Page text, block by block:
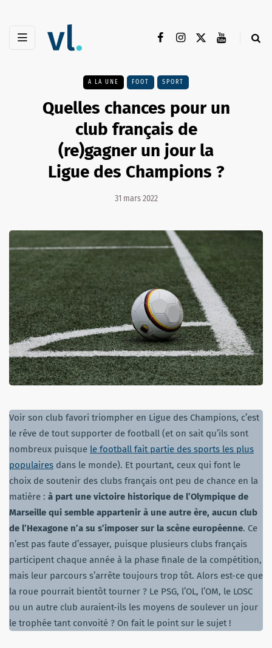
A LA UNE FOOT SPORT
Quelles chances pour un
club français de
(re)gagner un jour la
Ligue des Champions ?
31 mars 2022
Voir son club favori triompher en Ligue des Champions, c’est
le rêve de tout supporter de football (et on sait qu’ils sont
nombreux puisque le football fait partie des sports les plus
populaires dans le monde). Et pourtant, ceux qui font le
choix de soutenir des clubs français ont peu de chance en la
matière : à part une victoire historique de l’Olympique de
Marseille qui semble appartenir à une autre ère, aucun club
de l’Hexagone n’a su s’imposer sur la scène européenne. Ce
n’est pas faute d’essayer, puisque plusieurs clubs français
participent chaque année à la phase finale de la compétition,
mais leur parcours s’arrête toujours trop tôt. Alors est-ce que
la roue pourrait bientôt tourner ? Le PSG, l’OL, l’OM, le LOSC
ou un autre club auraient-ils les moyens de soulever un jour
le trophée tant convoité ? On fait le point sur le sujet !